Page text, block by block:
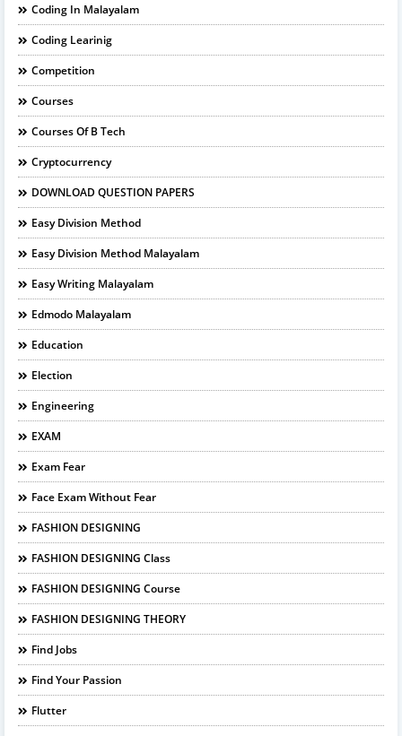
Coding In Malayalam
Coding Learinig
Competition
Courses
Courses Of B Tech
Cryptocurrency
DOWNLOAD QUESTION PAPERS
Easy Division Method
Easy Division Method Malayalam
Easy Writing Malayalam
Edmodo Malayalam
Education
Election
Engineering
EXAM
Exam Fear
Face Exam Without Fear
FASHION DESIGNING
FASHION DESIGNING Class
FASHION DESIGNING Course
FASHION DESIGNING THEORY
Find Jobs
Find Your Passion
Flutter